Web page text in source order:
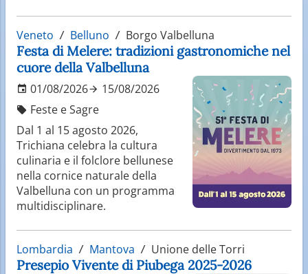
Veneto Belluno Borgo Valbelluna
Festa di Melere: tradizioni gastronomiche nel
cuore della Valbelluna
01/08/2026
15/08/2026
Feste e Sagre
Dal 1 al 15 agosto 2026,
Trichiana celebra la cultura
culinaria e il folclore bellunese
nella cornice naturale della
Valbelluna con un programma
multidisciplinare.
Lombardia Mantova Unione delle Torri
Presepio Vivente di Piubega 2025-2026